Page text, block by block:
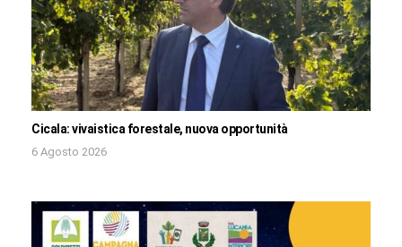
Cicala: vivaistica forestale, nuova opportunità
6 Agosto 2026